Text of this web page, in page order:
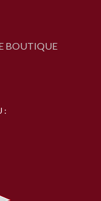
BOUTIQUE
: